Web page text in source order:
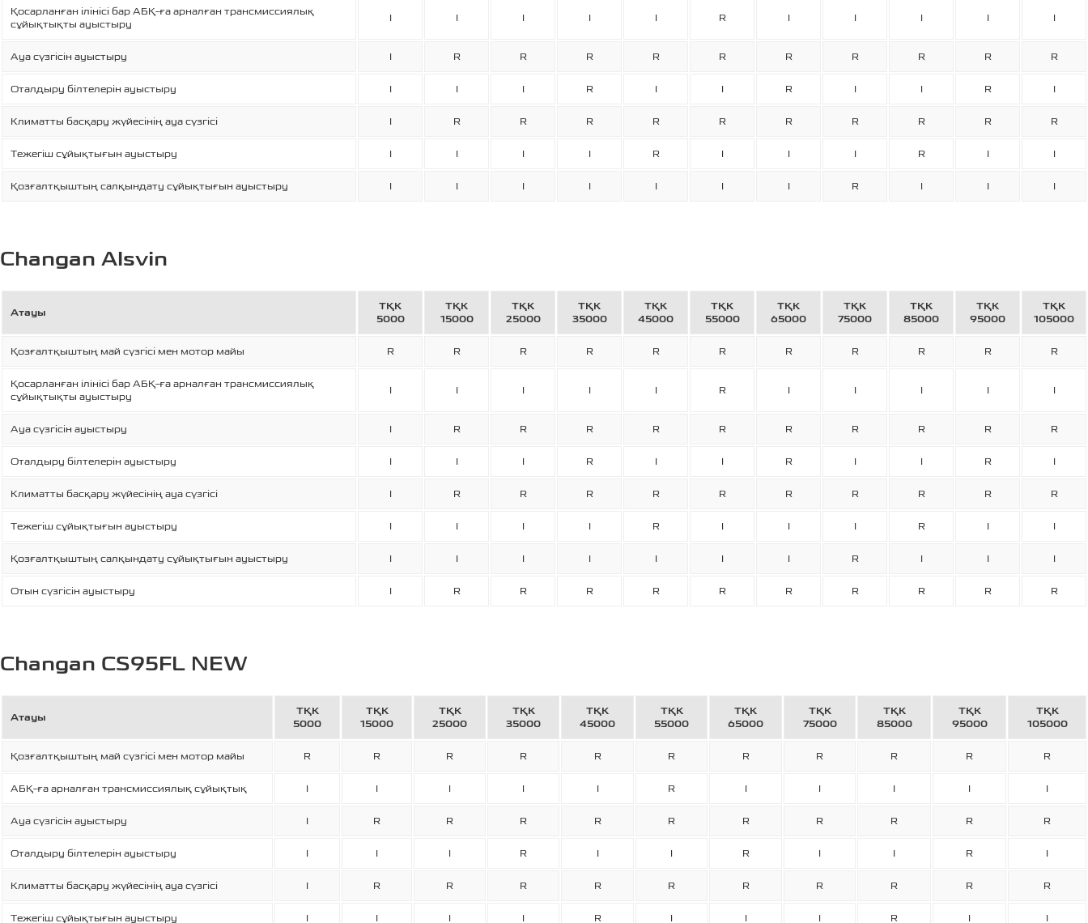
Қосарланған ілінісі бар АБҚ-ға арналған трансмиссиялық
сұйықтықты ауыстыру
I I I I I R I I I I I
Ауа сүзгісін ауыстыру I R R R R R R R R R R
Оталдыру білтелерін ауыстыру I I I R I I R I I R I
Климатты басқару жүйесінің ауа сүзгісі I R R R R R R R R R R
Тежегіш сұйықтығын ауыстыру I I I I R I I I R I I
Қозғалтқыштың салқындату сұйықтығын ауыстыру I I I I I I I R I I I
Changan Alsvin
Атауы
ТҚК
5000
ТҚК
15000
ТҚК
25000
ТҚК
35000
ТҚК
45000
ТҚК
55000
ТҚК
65000
ТҚК
75000
ТҚК
85000
ТҚК
95000
ТҚК
105000
Қозғалтқыштың май сүзгісі мен мотор майы R R R R R R R R R R R
Қосарланған ілінісі бар АБҚ-ға арналған трансмиссиялық
сұйықтықты ауыстыру
I I I I I R I I I I I
Ауа сүзгісін ауыстыру I R R R R R R R R R R
Оталдыру білтелерін ауыстыру I I I R I I R I I R I
Климатты басқару жүйесінің ауа сүзгісі I R R R R R R R R R R
Тежегіш сұйықтығын ауыстыру I I I I R I I I R I I
Қозғалтқыштың салқындату сұйықтығын ауыстыру I I I I I I I R I I I
Отын сүзгісін ауыстыру I R R R R R R R R R R
Changan CS95FL NEW
Атауы
ТҚК
5000
ТҚК
15000
ТҚК
25000
ТҚК
35000
ТҚК
45000
ТҚК
55000
ТҚК
65000
ТҚК
75000
ТҚК
85000
ТҚК
95000
ТҚК
105000
Қозғалтқыштың май сүзгісі мен мотор майы R R R R R R R R R R R
АБҚ-ға арналған трансмиссиялық сұйықтық I I I I I R I I I I I
Ауа сүзгісін ауыстыру I R R R R R R R R R R
Оталдыру білтелерін ауыстыру I I I R I I R I I R I
Климатты басқару жүйесінің ауа сүзгісі I R R R R R R R R R R
Тежегіш сұйықтығын ауыстыру I I I I R I I I R I I